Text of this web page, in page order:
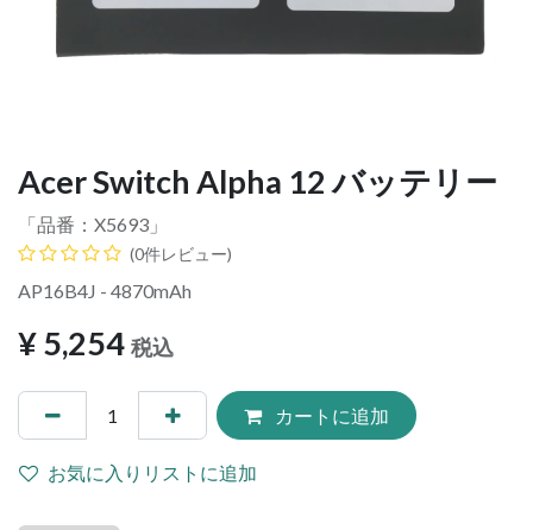
Acer Switch Alpha 12 バッテリー
「品番： X5693 」
(0件レビュー)
AP16B4J - 4870mAh
¥5,254 税込
カートに追加
お気に入りリストに追加